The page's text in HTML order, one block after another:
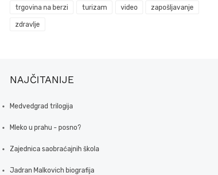
trgovina na berzi turizam video zapošljavanje
zdravlje
NAJČITANIJE
Medvedgrad trilogija
Mleko u prahu - posno?
Zajednica saobraćajnih škola
Jadran Malkovich biografija